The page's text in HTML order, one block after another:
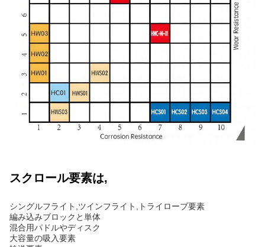
スクロール要素は,
シングルフライト,ツインフライト,トライローブ要素
編み込みブロックと単体
混合用パドルやディスク
大容量の吸入要素